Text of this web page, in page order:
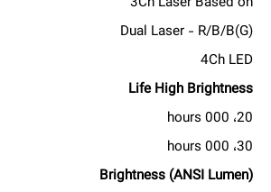
Dual Laser - R/B/B(G)
4Ch LED
Life High Brightness
20، 000 hours
30، 000 hours
Brightness (ANSI Lumen)